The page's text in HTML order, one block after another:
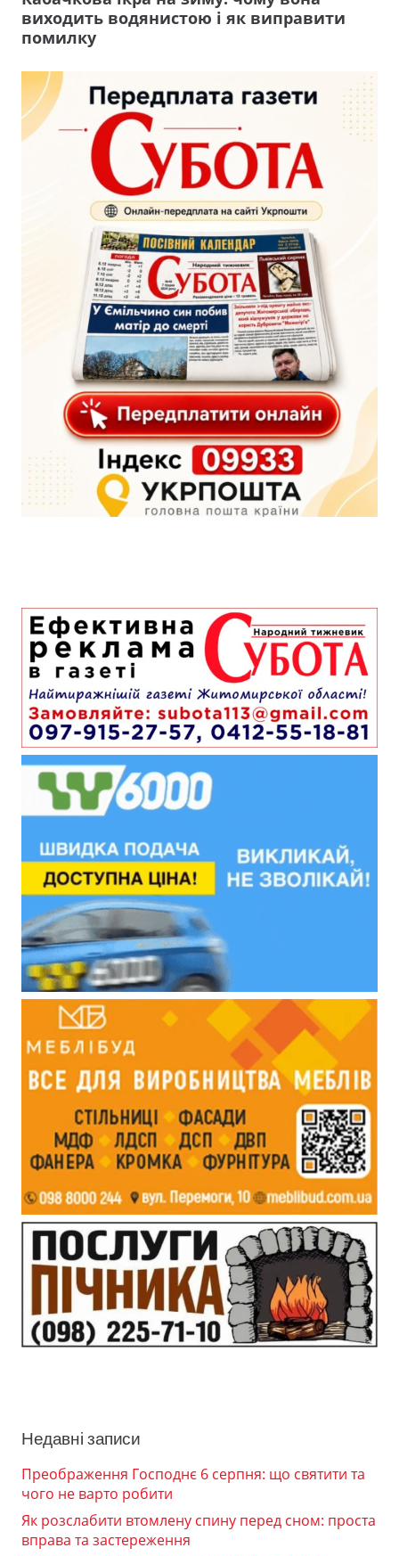
виходить водянистою і як виправити
помилку
Недавні записи
Преображення Господнє 6 серпня: що святити та
чого не варто робити
Як розслабити втомлену спину перед сном: проста
вправа та застереження